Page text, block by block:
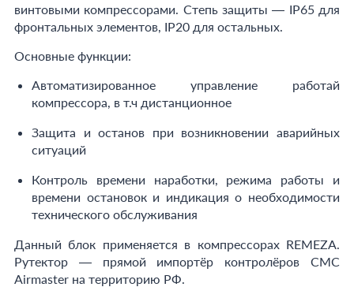
винтовыми компрессорами. Степь защиты — IP65 для
фронтальных элементов, IP20 для остальных.
Основные функции:
Автоматизированное управление работай
компрессора, в т.ч дистанционное
Защита и останов при возникновении аварийных
ситуаций
Контроль времени наработки, режима работы и
времени остановок и индикация о необходимости
технического обслуживания
Данный блок применяется в компрессорах REMEZA.
Рутектор — прямой импортёр контролёров CMC
Airmaster на территорию РФ.